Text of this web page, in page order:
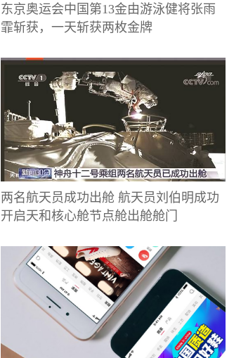
东京奥运会中国第13金由游泳健将张雨
霏斩获，一天斩获两枚金牌
两名航天员成功出舱 航天员刘伯明成功
开启天和核心舱节点舱出舱舱门